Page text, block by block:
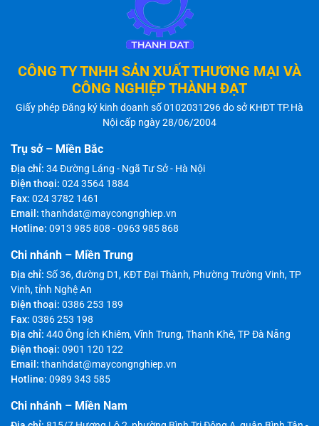
CÔNG TY TNHH SẢN XUẤT THƯƠNG MẠI VÀ
CÔNG NGHIỆP THÀNH ĐẠT
Giấy phép Đăng ký kinh doanh số 0102031296 do sở KHĐT TP.Hà
Nội cấp ngày 28/06/2004
Trụ sở – Miền Bắc
Địa chỉ: 34 Đường Láng - Ngã Tư Sở - Hà Nội
Điện thoại: 024 3564 1884
Fax: 024 3782 1461
Email: thanhdat@maycongnghiep.vn
Hotline: 0913 985 808 -0963 985 868
Chi nhánh – Miền Trung
Địa chỉ: Số 36, đường D1, KĐT Đại Thành, Phường Trường Vinh, TP
Vinh, tỉnh Nghệ An
Điện thoại: 0386 253 189
Fax: 0386 253 198
Địa chỉ: 440 Ông Ích Khiêm, Vĩnh Trung, Thanh Khê, TP Đà Nẵng
Điện thoại: 0901 120 122
Email: thanhdat@maycongnghiep.vn
Hotline: 0989 343 585
Chi nhánh – Miền Nam